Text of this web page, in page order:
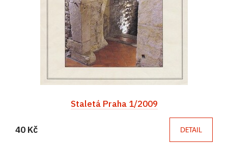
Staletá Praha 1/2009
40 Kč DETAIL